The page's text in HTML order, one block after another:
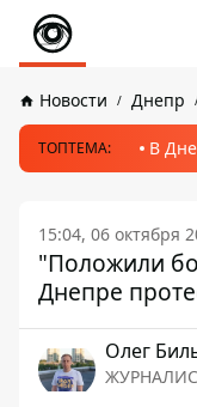
Новости Днепр
ТОПТЕМА: В
15:04, 06 октября
"Положили
Днепре
Олег